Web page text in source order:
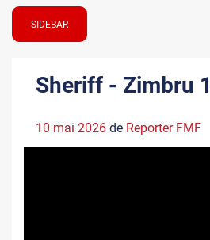
SIDEBAR
Sheriff - Zimbru
10 mai 2026 de Reporter FMF